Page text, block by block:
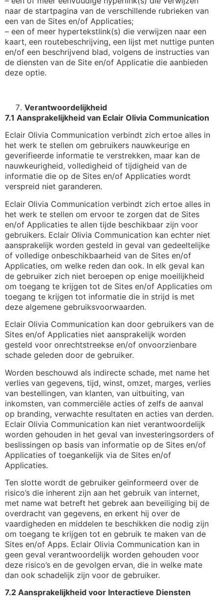
naar de startpagina van de verschillende rubrieken van
een van de Sites en/of Applicaties;
– een of meer hypertekstlink(s) die verwijzen naar een
kaart, een routebeschrijving, een lijst met nuttige punten
en/of een beschrijvend blad, volgens de instructies van
de diensten van de Site en/of Applicatie die aanbieden
deze optie.
Verantwoordelijkheid
7.1 Aansprakelijkheid van Eclair Olivia Communication
Eclair Olivia Communication verbindt zich ertoe alles in
het werk te stellen om gebruikers nauwkeurige en
geverifieerde informatie te verstrekken, maar kan de
nauwkeurigheid, volledigheid of tijdigheid van de
informatie die op de Sites en/of Applicaties wordt
verspreid niet garanderen.
Eclair Olivia Communication verbindt zich ertoe alles in
het werk te stellen om ervoor te zorgen dat de Sites
en/of Applicaties te allen tijde beschikbaar zijn voor
gebruikers. Eclair Olivia Communication kan echter niet
aansprakelijk worden gesteld in geval van gedeeltelijke
of volledige onbeschikbaarheid van de Sites en/of
Applicaties, om welke reden dan ook. In elk geval kan
de gebruiker zich niet beroepen op enige moeilijkheid
om toegang te krijgen tot de Sites en/of Applicaties om
toegang te krijgen tot informatie die in strijd is met
deze algemene gebruiksvoorwaarden.
Eclair Olivia Communication kan door gebruikers van de
Sites en/of Applicaties niet aansprakelijk worden
gesteld voor onrechtstreekse en/of onvoorzienbare
schade geleden door de gebruiker.
Worden beschouwd als indirecte schade, met name het
verlies van gegevens, tijd, winst, omzet, marges, verlies
van bestellingen, van klanten, van uitbuiting, van
inkomsten, van commerciële acties of zelfs de aanval
op branding, verwachte resultaten en acties van derden.
Eclair Olivia Communication kan niet verantwoordelijk
worden gehouden in het geval van investeringsorders of
beslissingen op basis van informatie op de Sites en/of
Applicaties of toegankelijk via de Sites en/of
Applicaties.
Ten slotte wordt de gebruiker geïnformeerd over de
risico’s die inherent zijn aan het gebruik van internet,
met name wat betreft het gebrek aan beveiliging bij de
overdracht van gegevens, en erkent hij over de
vaardigheden en middelen te beschikken die nodig zijn
om toegang te krijgen tot en gebruik te maken van de
Sites en/of Apps. Eclair Olivia Communication kan in
geen geval verantwoordelijk worden gehouden voor
deze risico’s en de gevolgen ervan, die in welke mate
dan ook schadelijk zijn voor de gebruiker.
7.2 Aansprakelijkheid voor Interactieve Diensten